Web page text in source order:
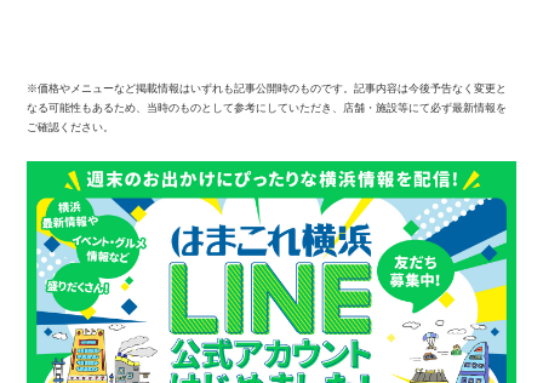
※価格やメニューなど掲載情報はいずれも記事公開時のものです。記事内容は今後予告なく変更と
なる可能性もあるため、当時のものとして参考にしていただき、店舗・施設等にて必ず最新情報を
ご確認ください。